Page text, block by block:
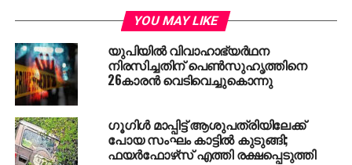
ഇന്ത്യൻ നഴ്‌സസ് ഫെഡറേഷൻ ഓഫ് കുവൈറ്റ്
മെയ് 12 ന് കുവൈത്തിൽ അന്താരാഷ്ട്ര നഴ്‌സസ്
ദിനാചരണം സംഘടിപ്പിക്കും
YOU MAY LIKE
യുപിയില്‍ വിവാഹാഭ്യര്‍ഥന
നിരസിച്ചതിന് പെണ്‍സുഹൃത്തിനെ
26കാരന്‍ വെടിവെച്ചുകൊന്നു
ഗൂഗിള്‍ മാപ്പിട്ട് ആശുപത്രിയിലേക്ക്
പോയ സംഘം കാട്ടില്‍ കുടുങ്ങി;
ഫയര്‍ഫോഴ്‌സ് എത്തി രക്ഷപ്പെടുത്തി